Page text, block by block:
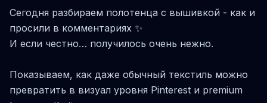
Сегодня разбираем полотенца с вышивкой - как и
просили в комментариях ✨
И если честно… получилось очень нежно.
Показываем, как даже обычный текстиль можно
превратить в визуал уровня Pinterest и premium